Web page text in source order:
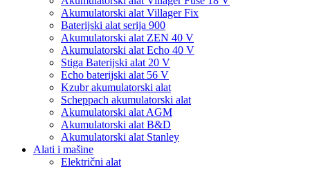
Akumulatorski alat Villager Fix
Baterijski alat serija 900
Akumulatorski alat ZEN 40 V
Akumulatorski alat Echo 40 V
Stiga Baterijski alat 20 V
Echo baterijski alat 56 V
Kzubr akumulatorski alat
Scheppach akumulatorski alat
Akumulatorski alat AGM
Akumulatorski alat B&D
Akumulatorski alat Stanley
Alati i mašine
Električni alat